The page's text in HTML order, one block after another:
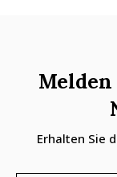
Erhalten Sie